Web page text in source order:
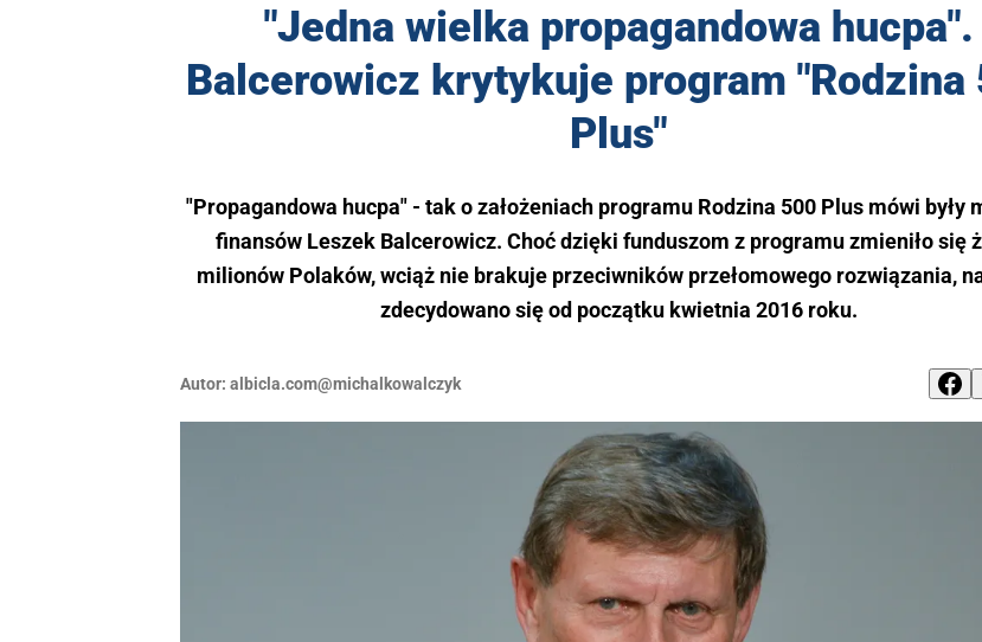
"Jedna wielka propagandowa hucpa".
Balcerowicz krytykuje program "Rodzina
Plus"
"Propagandowa hucpa" - tak o założeniach programu Rodzina 500 Plus mówi były
finansów Leszek Balcerowicz. Choć dzięki funduszom z programu zmieniło się
milionów Polaków, wciąż nie brakuje przeciwników przełomowego rozwiązania,
zdecydowano się od początku kwietnia 2016 roku.
Autor: albicla.com@michalkowalczyk